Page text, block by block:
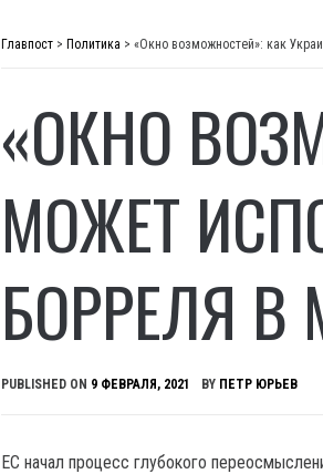
Главпост > Политика > «Окно возможностей»: как
«ОКНО
МОЖЕТ
БОРРЕЛЯ В
PUBLISHED ON 9 ФЕВРАЛЯ, 2021 BY ПЕТР ЮРЬЕВ
ЕС начал процесс глубокого